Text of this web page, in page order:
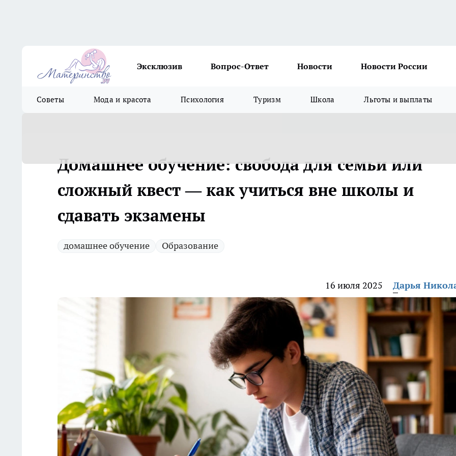
Эксклюзив Вопрос-Ответ Новости Новости России
Советы Мода и красота Психология Туризм Школа Льготы и выплаты
Домашнее обучение: свобода для семьи или
сложный квест — как учиться вне школы и
сдавать экзамены
домашнее обучение Образование
16 июля 2025 Дарья